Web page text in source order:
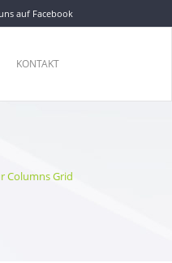
auf Facebook
KONTAKT
Columns Grid